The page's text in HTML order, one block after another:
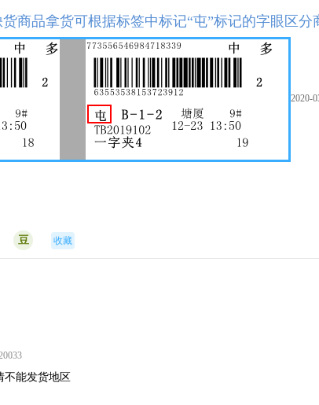
商品拿货可根据标签中标记“屯”标记的字眼区
2020-
豆 收藏
不能发货地区